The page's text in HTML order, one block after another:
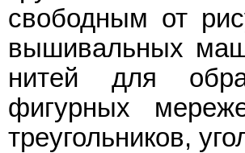
свободным от
вышивальных
нитей для
фигурных
треугольников,